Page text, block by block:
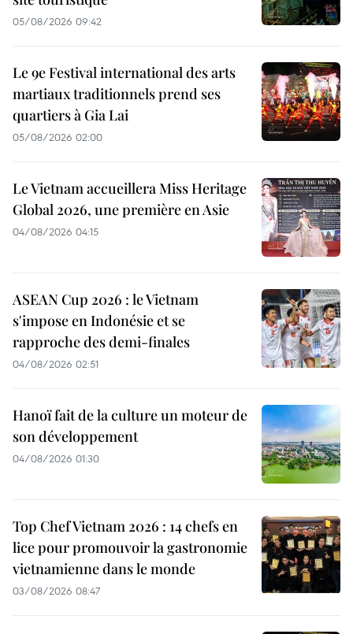
05/08/2026 09:42
Le 9e Festival international des arts
martiaux traditionnels prend ses
quartiers à Gia Lai
05/08/2026 02:00
Le Vietnam accueillera Miss Heritage
Global 2026, une première en Asie
04/08/2026 04:15
ASEAN Cup 2026 : le Vietnam
s'impose en Indonésie et se
rapproche des demi-finales
04/08/2026 02:51
Hanoï fait de la culture un moteur de
son développement
04/08/2026 01:30
Top Chef Vietnam 2026 : 14 chefs en
lice pour promouvoir la gastronomie
vietnamienne dans le monde
03/08/2026 08:47